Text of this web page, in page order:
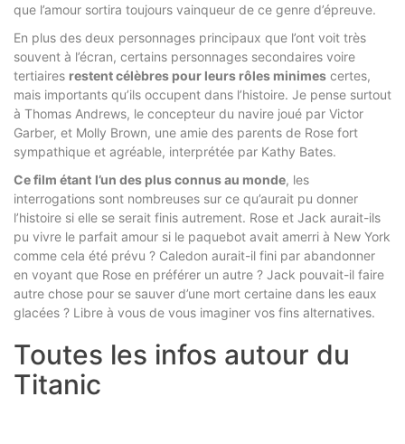
que l’amour sortira toujours vainqueur de ce genre d’épreuve.
En plus des deux personnages principaux que l’ont voit très
souvent à l’écran, certains personnages secondaires voire
tertiaires restent célèbres pour leurs rôles minimes certes,
mais importants qu’ils occupent dans l’histoire. Je pense surtout
à Thomas Andrews, le concepteur du navire joué par Victor
Garber, et Molly Brown, une amie des parents de Rose fort
sympathique et agréable, interprétée par Kathy Bates.
Ce film étant l’un des plus connus au monde, les
interrogations sont nombreuses sur ce qu’aurait pu donner
l’histoire si elle se serait finis autrement. Rose et Jack aurait-ils
pu vivre le parfait amour si le paquebot avait amerri à New York
comme cela été prévu ? Caledon aurait-il fini par abandonner
en voyant que Rose en préférer un autre ? Jack pouvait-il faire
autre chose pour se sauver d’une mort certaine dans les eaux
glacées ? Libre à vous de vous imaginer vos fins alternatives.
Toutes les infos autour du
Titanic